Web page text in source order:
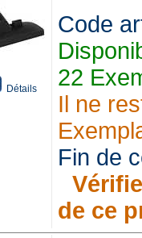
Détails
Code
22
Il ne
Fin de
de ce